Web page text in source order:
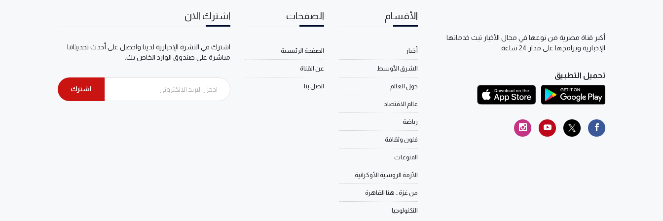
أكبر قناة مصرية من نوعها في مجال الأخبار تبث خدماتها
الإخبارية وبرامجها على مدار 24 ساعة
تحميل التطبيق
الأقسام
أخبار
الشرق الأوسط
حول العالم
عالم الاقتصاد
رياضة
فنون وثقافة
المنوعات
الأزمة الروسية الأوكرانية
من غزة.. هنا القاهرة
التكنولوجيا
الصفحات
الصفحة الرئيسية
عن القناة
اتصل بنا
اشترك الان
اشترك في النشرة الإخبارية لدينا واحصل على أحدث تحديثاتنا
مباشرة على صندوق الوارد الخاص بك.
اشترك